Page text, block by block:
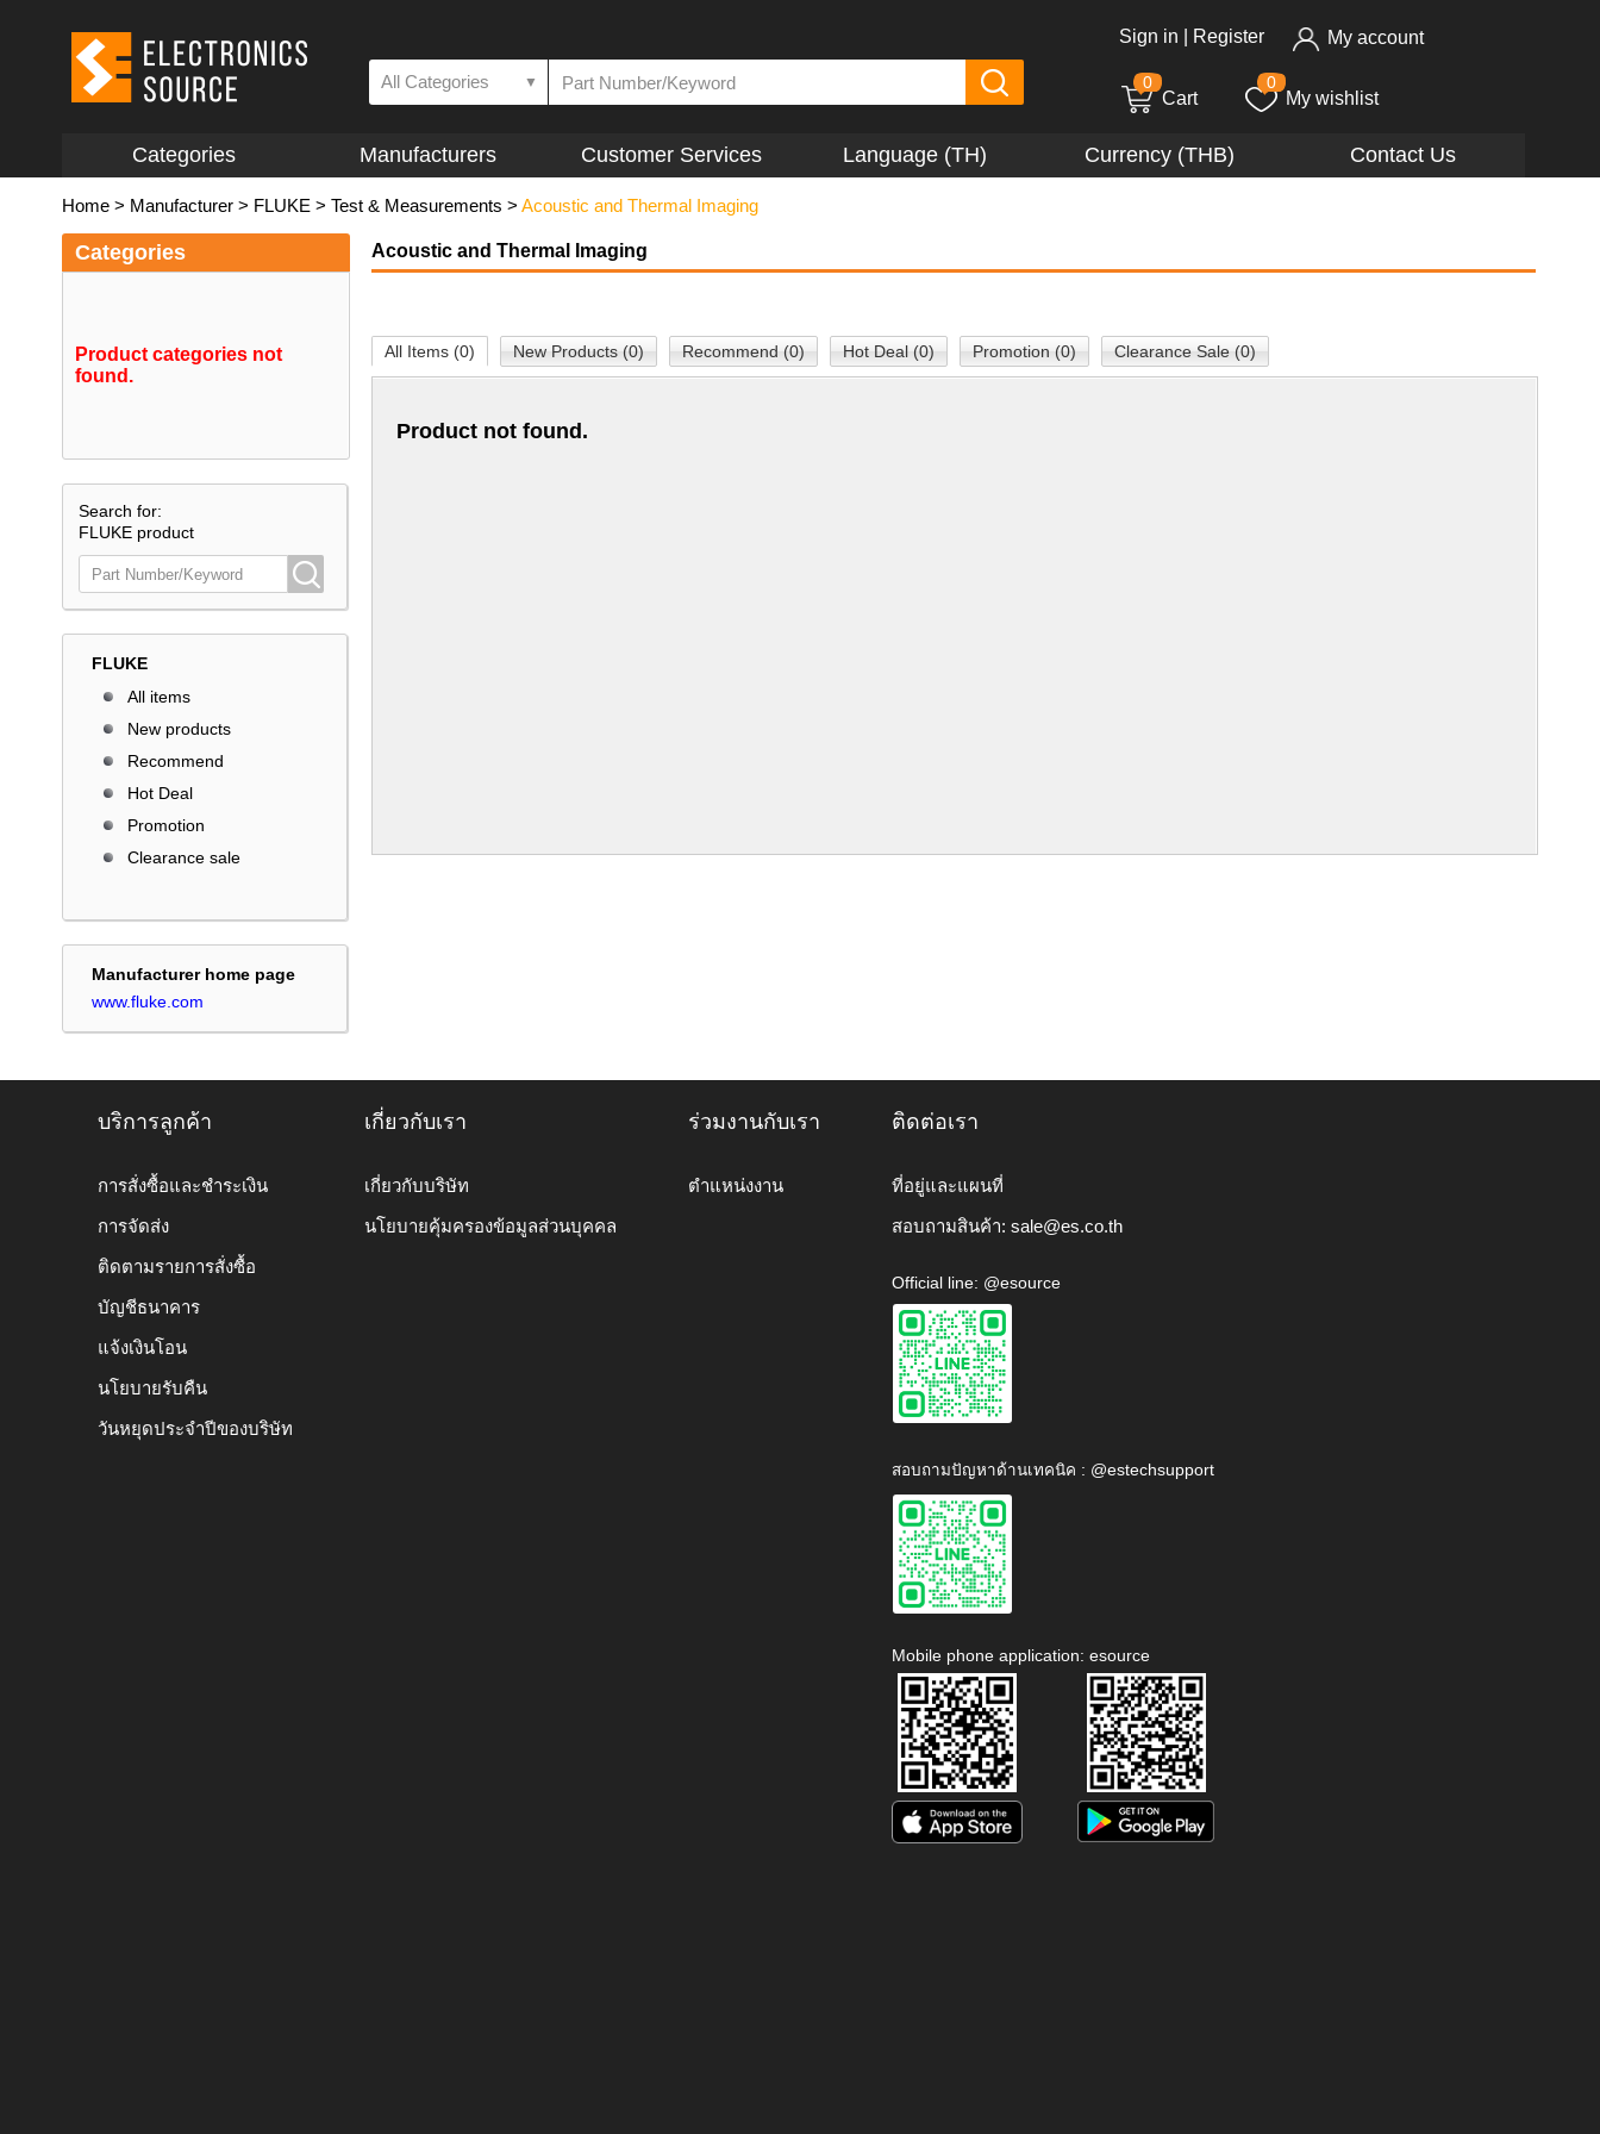
All Categories ▼
Sign in Register My account
0
Cart
0
My wishlist
Categories Manufacturers Customer Services Language (TH) Currency (THB) Contact Us
Home > Manufacturer > FLUKE > Test & Measurements > Acoustic and Thermal Imaging
Categories
Product categories not
found.
Search for:
FLUKE product
FLUKE
All items
New products
Recommend
Hot Deal
Promotion
Clearance sale
Manufacturer home page
www.fluke.com
Acoustic and Thermal Imaging
All Items (0) New Products (0) Recommend (0) Hot Deal (0) Promotion (0) Clearance Sale (0)
Product not found.
บริการลูกค้า
การสั่งซื้อและชำระเงิน
การจัดส่ง
ติดตามรายการสั่งซื้อ
บัญชีธนาคาร
แจ้งเงินโอน
นโยบายรับคืน
วันหยุดประจำปีของบริษัท
เกี่ยวกับเรา
เกี่ยวกับบริษัท
นโยบายคุ้มครองข้อมูลส่วนบุคคล
ร่วมงานกับเรา
ตำแหน่งงาน
ติดต่อเรา
ที่อยู่และแผนที่
สอบถามสินค้า: sale@es.co.th
Official line: @esource
สอบถามปัญหาด้านเทคนิค : @estechsupport
Mobile phone application: esource